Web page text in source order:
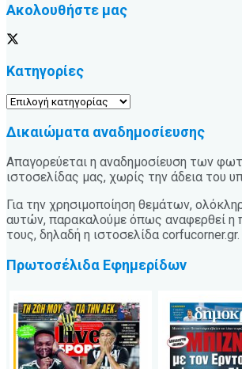
Ακολουθήστε μας
Κατηγορίες
Κατηγορίες
Δικαιώματα αναδημοσίευσης
Απαγορεύεται η αναδημοσίευση των
ιστοσελίδας μας, χωρίς την άδεια του
Για την χρησιμοποίηση θεμάτων,
αυτών, παρακαλούμε όπως αναφερθεί η
τους, δηλαδή η ιστοσελίδα corfucorner.gr.
Πρωτοσέλιδα Εφημερίδων